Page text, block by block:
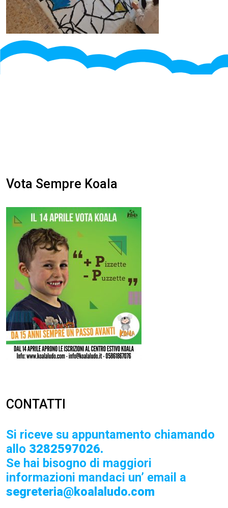
Vota Sempre Koala
CONTATTI
Si riceve su appuntamento chiamando
allo 3282597026.
Se hai bisogno di maggiori
informazioni mandaci un’ email a
segreteria@koalaludo.com